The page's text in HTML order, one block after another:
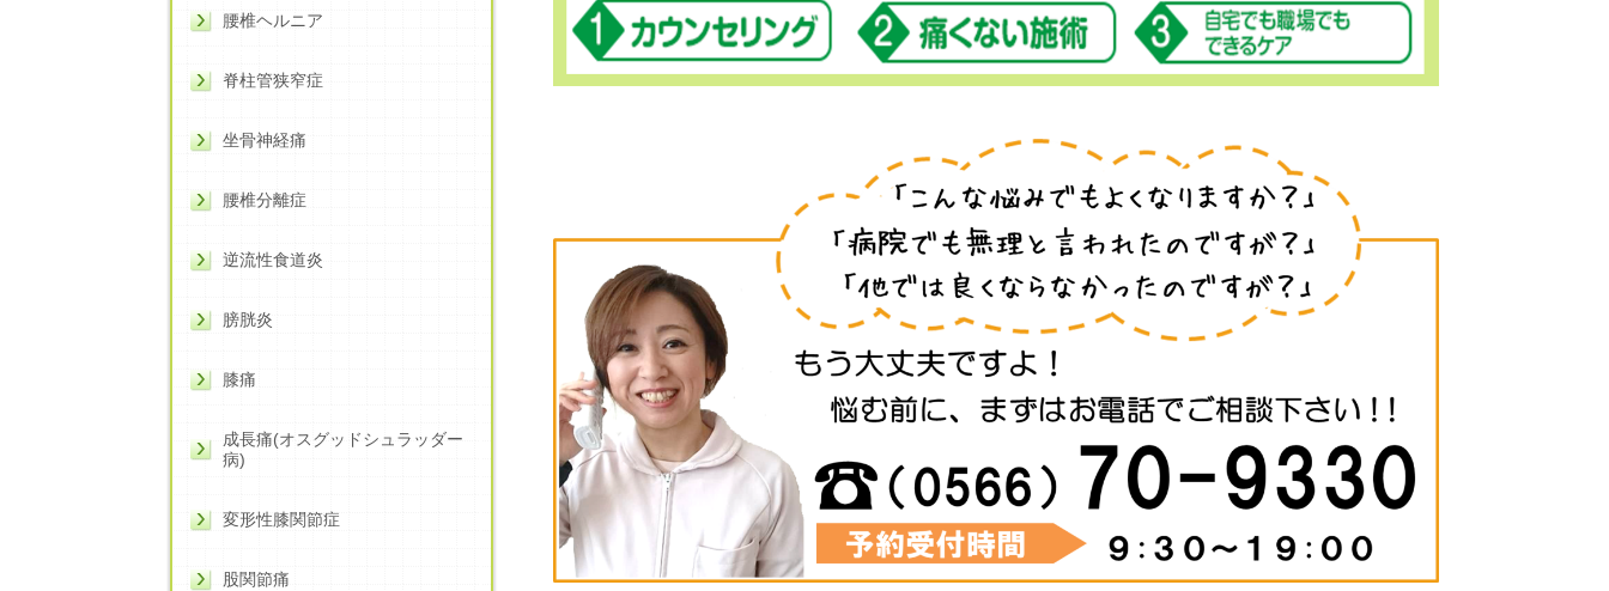
腰椎ヘルニア
脊柱管狭窄症
坐骨神経痛
腰椎分離症
逆流性食道炎
膀胱炎
膝痛
成長痛(オスグッドシュラッダー
病)
変形性膝関節症
股関節痛